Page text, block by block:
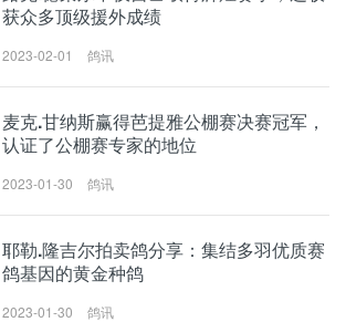
获众多顶级援外成绩
2023-02-01 鸽讯
麦克.甘纳斯赢得芭提雅公棚赛决赛冠军，
认证了公棚赛专家的地位
2023-01-30 鸽讯
耶勒.隆吉尔拍卖鸽分享：集结多羽优质赛
鸽基因的黄金种鸽
2023-01-30 鸽讯